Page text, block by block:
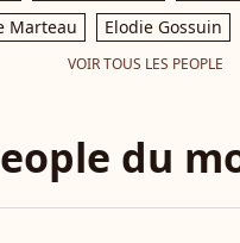
Marteau
Elodie Gossuin
VOIR TOUS LES PEOPLE
du